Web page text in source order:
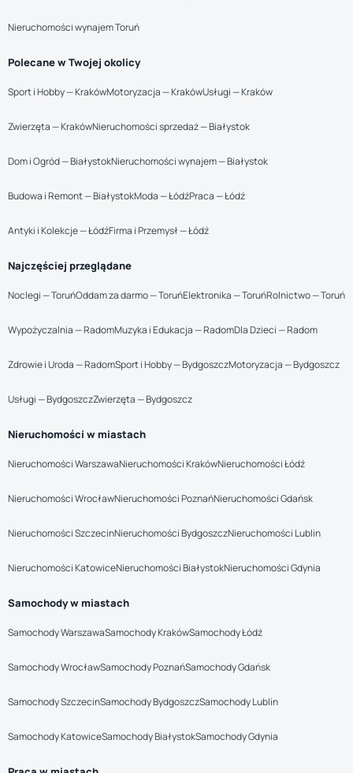
Nieruchomości wynajem Toruń
Polecane w Twojej okolicy
Sport i Hobby — KrakówMotoryzacja — KrakówUsługi — Kraków
Zwierzęta — KrakówNieruchomości sprzedaż — Białystok
Dom i Ogród — BiałystokNieruchomości wynajem — Białystok
Budowa i Remont — BiałystokModa — ŁódźPraca — Łódź
Antyki i Kolekcje — ŁódźFirma i Przemysł — Łódź
Najczęściej przeglądane
Noclegi — ToruńOddam za darmo — ToruńElektronika — ToruńRolnictwo — Toruń
Wypożyczalnia — RadomMuzyka i Edukacja — RadomDla Dzieci — Radom
Zdrowie i Uroda — RadomSport i Hobby — BydgoszczMotoryzacja — Bydgoszcz
Usługi — BydgoszczZwierzęta — Bydgoszcz
Nieruchomości w miastach
Nieruchomości WarszawaNieruchomości KrakówNieruchomości Łódź
Nieruchomości WrocławNieruchomości PoznańNieruchomości Gdańsk
Nieruchomości SzczecinNieruchomości BydgoszczNieruchomości Lublin
Nieruchomości KatowiceNieruchomości BiałystokNieruchomości Gdynia
Samochody w miastach
Samochody WarszawaSamochody KrakówSamochody Łódź
Samochody WrocławSamochody PoznańSamochody Gdańsk
Samochody SzczecinSamochody BydgoszczSamochody Lublin
Samochody KatowiceSamochody BiałystokSamochody Gdynia